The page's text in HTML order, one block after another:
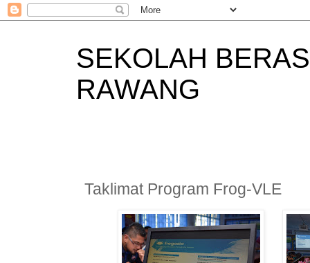
SEKOLAH
RAWANG
Taklimat Program Frog-VLE